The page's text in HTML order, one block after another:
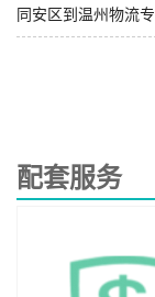
同安区到温州物流
配套服务